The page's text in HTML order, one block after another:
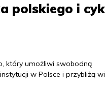
polskiego i
który umożliwi swobodną
w Polsce i przybliżą